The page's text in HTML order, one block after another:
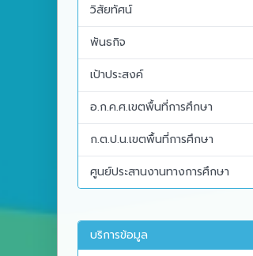
วิสัยทัศน์
พันธกิจ
เป้าประสงค์
อ.ก.ค.ศ.เขตพื้นที่การศึกษา
ก.ต.ป.น.เขตพื้นที่การศึกษา
ศูนย์ประสานงานทางการศึกษา
บริการข้อมูล